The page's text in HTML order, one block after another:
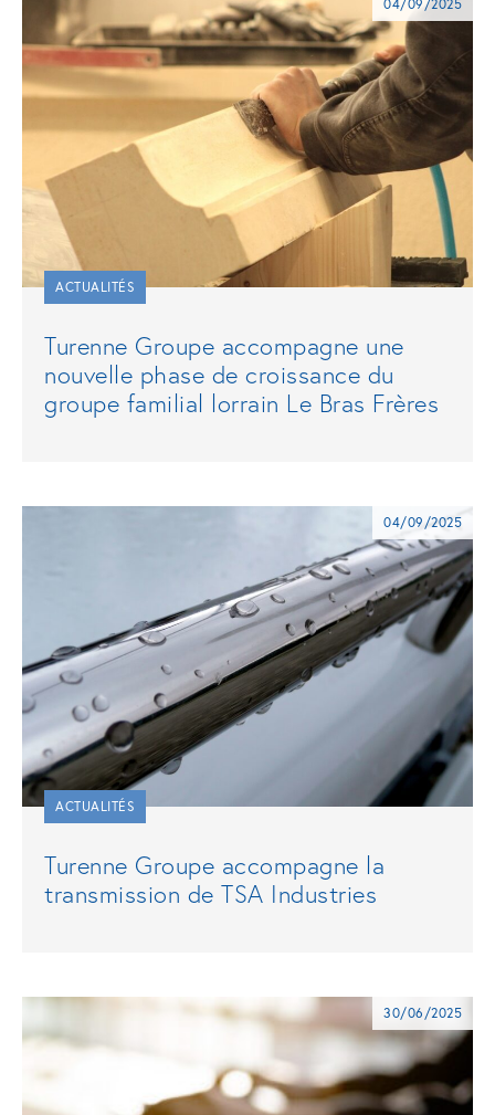
04/09/2025
ACTUALITÉS
Turenne Groupe accompagne une
nouvelle phase de croissance du
groupe familial lorrain Le Bras Frères
04/09/2025
ACTUALITÉS
Turenne Groupe accompagne la
transmission de TSA Industries
30/06/2025